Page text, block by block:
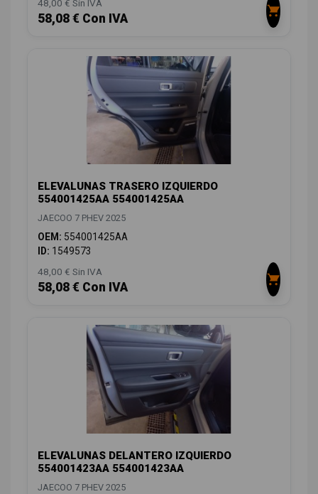
48,00 € Sin IVA
58,08 € Con IVA
ELEVALUNAS TRASERO IZQUIERDO
554001425AA 554001425AA
JAECOO 7 PHEV 2025
OEM: 554001425AA
ID: 1549573
48,00 € Sin IVA
58,08 € Con IVA
ELEVALUNAS DELANTERO IZQUIERDO
554001423AA 554001423AA
JAECOO 7 PHEV 2025